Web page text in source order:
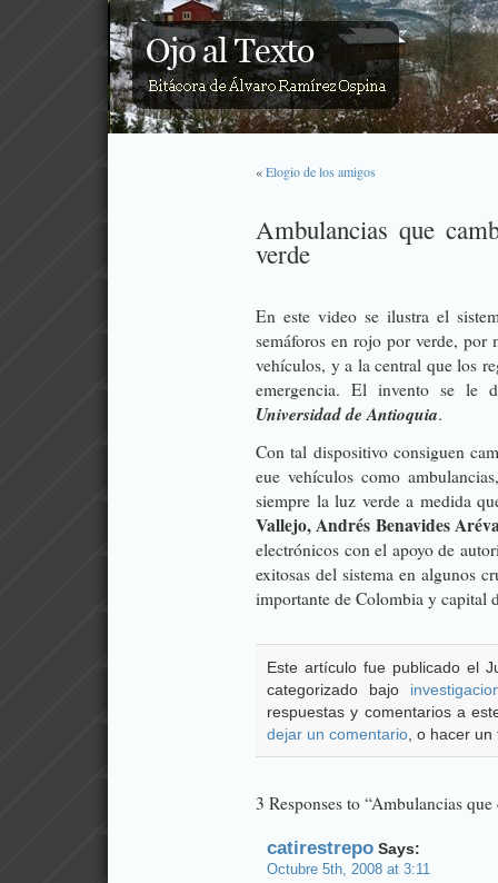
«Elogio de los amigos
Ambulancias que
verde
En este video se ilustra el
semáforos en rojo por verde,
vehículos, y a la central que los
emergencia. El invento se le
Universidad de Antioquia.
Con tal dispositivo consiguen
eue vehículos como
siempre la luz verde a medida
Vallejo, Andrés Benavides
electrónicos con el apoyo de
exitosas del sistema en algunos
importante de Colombia y capital
Este artículo fue publicado el
categorizado bajo
respuestas y comentarios a
dejar un comentario , o hacer
3 Responses to “Ambulancias
catirestrepo Says:
Octubre 5th, 2008 at 3:11